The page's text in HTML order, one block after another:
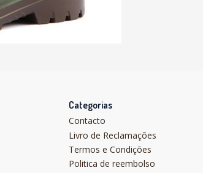
Categorias
Contacto
Livro de Reclamações
Termos e Condições
Politica de reembolso